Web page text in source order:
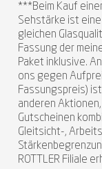
***Beim Kauf
Sehstärke ist
gleichen
Fassung der
Paket inklusive.
ons gegen
Fassungspreis)
anderen
Gutscheinen
Gleitsicht-,
ROTTLER Filiale